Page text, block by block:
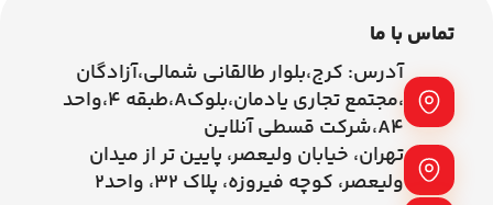
تماس با ما
آدرس: کرج،بلوار طالقانی شمالی،آزادگان
،مجتمع تجاری یادمان،بلوکA،طبقه ۴،واحد
A4،شرکت قسطی آنلاین
تهران، خیابان ولیعصر، پایین تر از میدان
ولیعصر، کوچه فیروزه، پلاک 32، واحد2